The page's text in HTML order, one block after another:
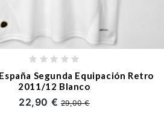
Segunda Equipación Retro
2011/12 Blanco
22,90 €29,00 €